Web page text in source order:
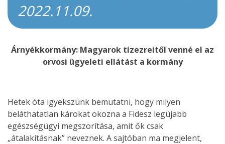
2022.11.09.
Árnyékkormány: Magyarok tízezreitől venné el az
orvosi ügyeleti ellátást a kormány
Hetek óta igyekszünk bemutatni, hogy milyen
beláthatatlan károkat okozna a Fidesz legújabb
egészségügyi megszorítása, amit ők csak
„átalakításnak” neveznek. A sajtóban ma megjelent,